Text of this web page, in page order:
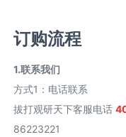
订购流程
1.联系我们
方式1 ： 电话联系
拔打观研天下客服电话
86223221